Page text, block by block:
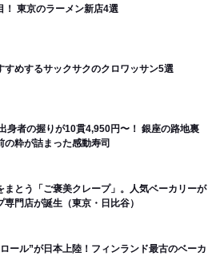
！ 東京のラーメン新店4選
すめするサックサクのクロワッサン5選
身者の握りが10貫4,950円〜！ 銀座の路地裏
の粋が詰まった感動寿司
まとう「ご褒美クレープ」。人気ベーカリーが
門店が誕生（東京・日比谷）
ール”が日本上陸！フィンランド最古のベーカ